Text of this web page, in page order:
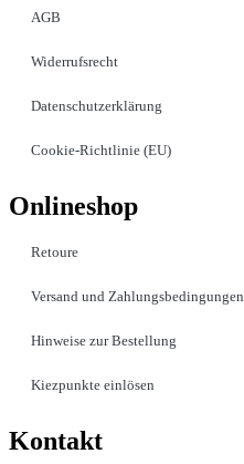
AGB
Widerrufsrecht
Datenschutzerklärung
Cookie-Richtlinie (EU)
Onlineshop
Retoure
Versand und Zahlungsbedingungen
Hinweise zur Bestellung
Kiezpunkte einlösen
Kontakt​